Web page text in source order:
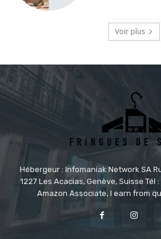
Voir plus
Hébergeur : Infomaniak Network SA
1227 Les Acacias, Genève, Suisse Tél
Amazon Associate, I earn from